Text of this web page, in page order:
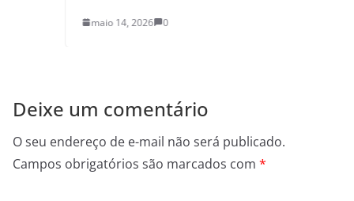
maio 14, 2026 0
Deixe um comentário
O seu endereço de e-mail não será publicado.
Campos obrigatórios são marcados com *